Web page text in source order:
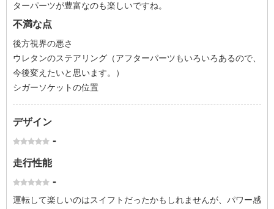
ターパーツが豊富なのも楽しいですね。
不満な点
後方視界の悪さ
ウレタンのステアリング（アフターパーツもいろいろあるので、
今後変えたいと思います。）
シガーソケットの位置
デザイン
-
走行性能
-
運転して楽しいのはスイフトだったかもしれませんが、パワー感